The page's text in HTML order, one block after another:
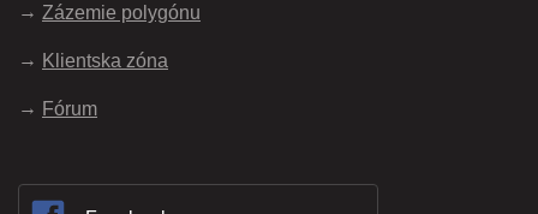
Zázemie polygónu
Klientska zóna
Fórum